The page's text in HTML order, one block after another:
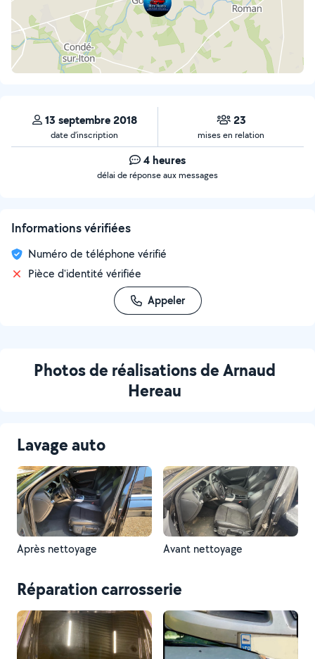
13 septembre 2018
date d’inscription
23
mises en relation
4 heures
délai de réponse aux messages
Informations vérifiées
Numéro de téléphone vérifié
Pièce d'identité vérifiée
Appeler
Photos de réalisations de Arnaud
Hereau
Lavage auto
Après nettoyage Avant nettoyage
Réparation carrosserie